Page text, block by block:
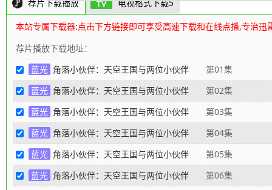
荐片下载播放 电视格式下载5
本站专属下载器:点击下方链接即可享受高速下载和在线点播,专治迅
荐片播放下载地址：
蓝光 角落小伙伴：天空王国与两位小伙伴 第01集
蓝光 角落小伙伴：天空王国与两位小伙伴 第02集
蓝光 角落小伙伴：天空王国与两位小伙伴 第03集
蓝光 角落小伙伴：天空王国与两位小伙伴 第04集
蓝光 角落小伙伴：天空王国与两位小伙伴 第05集
蓝光 角落小伙伴：天空王国与两位小伙伴 第06集